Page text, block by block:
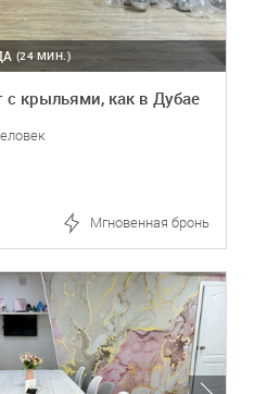
(24 МИН.)
крыльями, как в Дубае
Мгновенная бронь